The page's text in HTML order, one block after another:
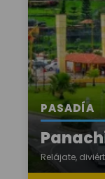
PASADÍA
Relájate,